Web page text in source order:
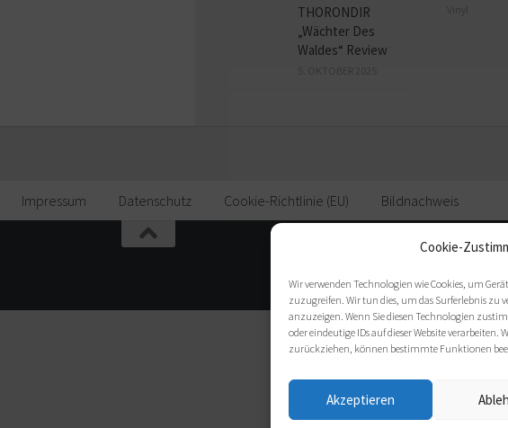
Cookie-
Wir verwenden Technologien wie Cookies, um
zuzugreifen. Wir tun dies, um das Surferlebnis zu
anzuzeigen. Wenn Sie diesen Technologien
oder eindeutige IDs auf dieser Website
zurückziehen, können bestimmte Funktionen
Akzeptieren
THORONDIR
„Wächter Des
Waldes“ Review
Impressum Datenschutz Cookie-Richtlinie (EU) Bildnachweis